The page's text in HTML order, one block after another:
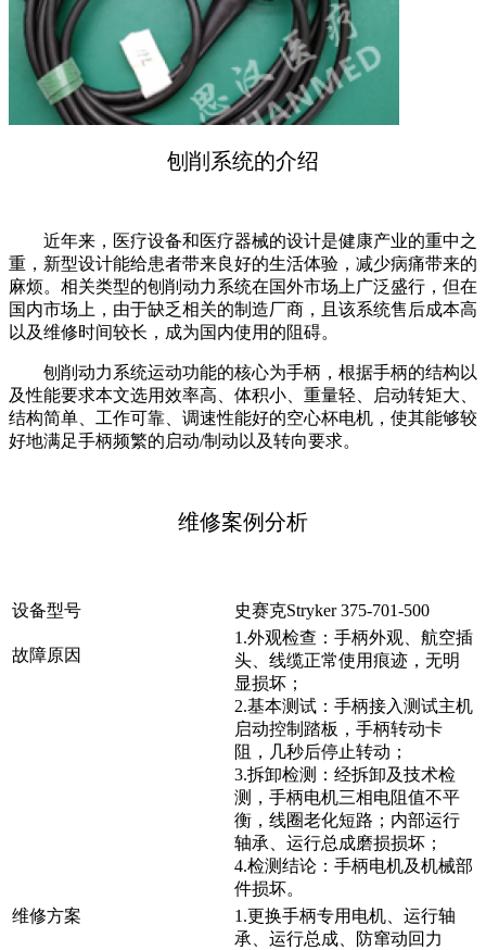
刨削系统的介绍
近年来，医疗设备和医疗器械的设计是健康产业的重中之
重，新型设计能给患者带来良好的生活体验，减少病痛带来的
麻烦。相关类型的刨削动力系统在国外市场上广泛盛行，但在
国内市场上，由于缺乏相关的制造厂商，且该系统售后成本高
以及维修时间较长，成为国内使用的阻碍。
刨削动力系统运动功能的核心为手柄，根据手柄的结构以
及性能要求本文选用效率高、体积小、重量轻、启动转矩大、
结构简单、工作可靠、调速性能好的空心杯电机，使其能够较
好地满足手柄频繁的启动/制动以及转向要求。
维修案例分析
设备型号 史赛克Stryker 375-701-500
故障原因
1.外观检查：手柄外观、航空插
头、线缆正常使用痕迹，无明
显损坏；
2.基本测试：手柄接入测试主机
启动控制踏板，手柄转动卡
阻，几秒后停止转动；
3.拆卸检测：经拆卸及技术检
测，手柄电机三相电阻值不平
衡，线圈老化短路；内部运行
轴承、运行总成磨损损坏；
4.检测结论：手柄电机及机械部
件损坏。
维修方案
1.更换手柄专用电机、运行轴
承、运行总成、防窜动回力